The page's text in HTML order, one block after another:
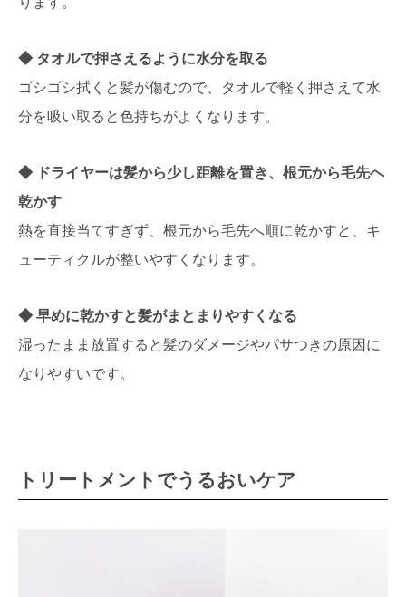
タオルで押さえるように水分を取る
ゴシゴシ拭くと髪が傷むので、タオルで軽く押さえて水
分を吸い取ると色持ちがよくなります。
ドライヤーは髪から少し距離を置き、根元から毛先へ
乾かす
熱を直接当てすぎず、根元から毛先へ順に乾かすと、キ
ューティクルが整いやすくなります。
早めに乾かすと髪がまとまりやすくなる
湿ったまま放置すると髪のダメージやパサつきの原因に
なりやすいです。
トリートメントでうるおいケア